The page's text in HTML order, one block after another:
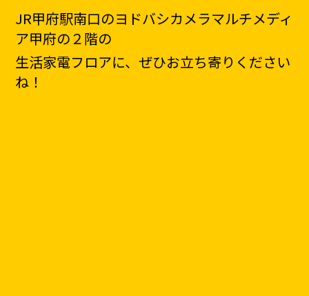
JR甲府駅南口のヨドバシカメラマルチメディ
ア甲府の２階の
生活家電フロアに、ぜひお立ち寄りください
ね！